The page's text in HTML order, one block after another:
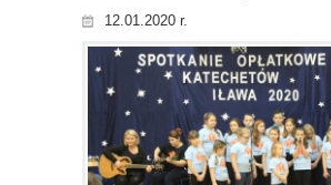
12.01.2020 r.